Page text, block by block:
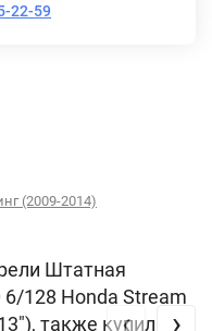
22-59
(2009-2014)
Штатная
6/128 Honda Stream
также купили
‹ ›